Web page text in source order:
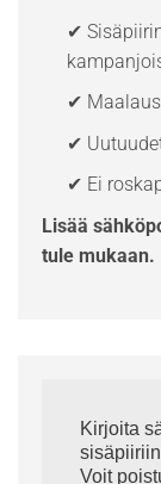
✔
✔
✔
✔ Ei
Lisää
tule mukaan.
Kirjoita
Voit